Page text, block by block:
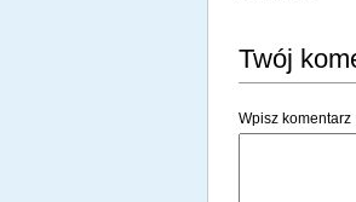
Twój
Wpisz komentarz